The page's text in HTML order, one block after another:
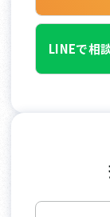
LINEで相